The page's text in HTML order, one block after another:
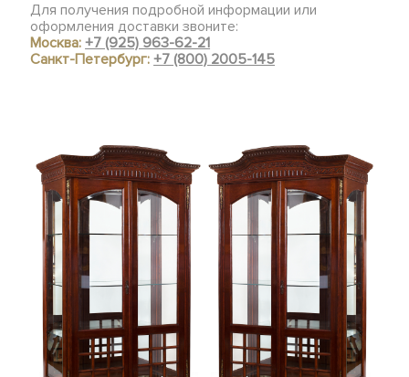
Для получения подробной информации или
оформления доставки звоните:
Москва:+7 (925) 963-62-21
Санкт-Петербург:+7 (800) 2005-145